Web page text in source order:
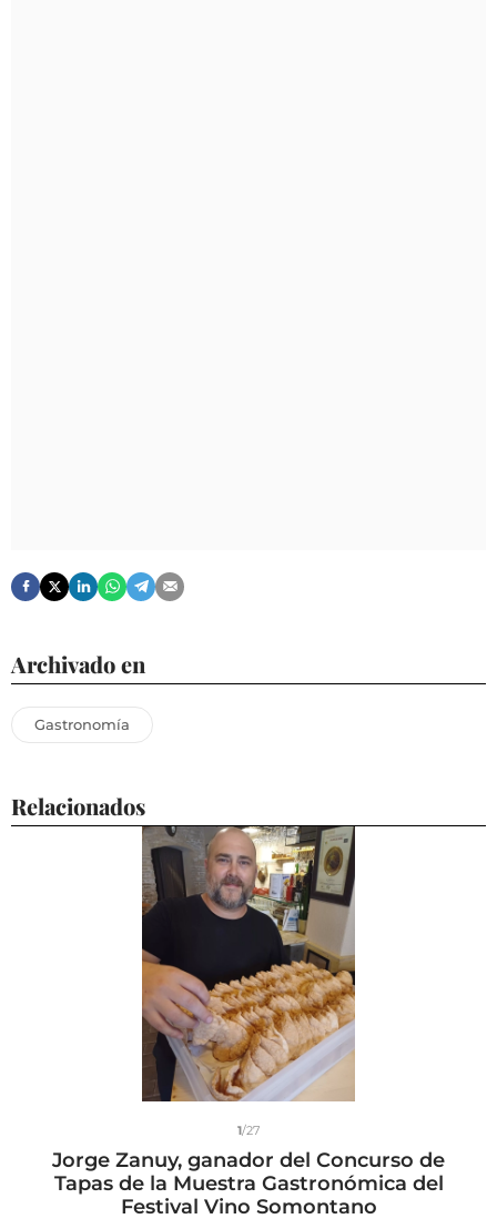
Archivado en
Gastronomía
Relacionados
1/27
Jorge Zanuy, ganador del Concurso de
Tapas de la Muestra Gastronómica del
Festival Vino Somontano